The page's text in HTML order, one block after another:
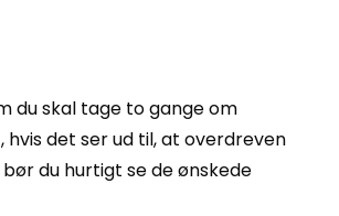
du skal tage to gange om
det ser ud til, at overdreven
du hurtigt se de ønskede